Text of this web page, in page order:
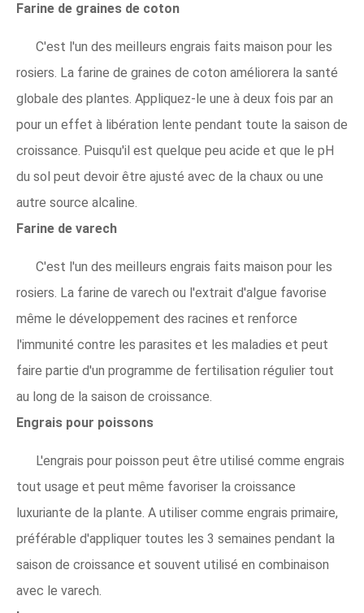
Farine de graines de coton
C'est l'un des meilleurs engrais faits maison pour les
rosiers. La farine de graines de coton améliorera la santé
globale des plantes. Appliquez-le une à deux fois par an
pour un effet à libération lente pendant toute la saison de
croissance. Puisqu'il est quelque peu acide et que le pH
du sol peut devoir être ajusté avec de la chaux ou une
autre source alcaline.
Farine de varech
C'est l'un des meilleurs engrais faits maison pour les
rosiers. La farine de varech ou l'extrait d'algue favorise
même le développement des racines et renforce
l'immunité contre les parasites et les maladies et peut
faire partie d'un programme de fertilisation régulier tout
au long de la saison de croissance.
Engrais pour poissons
L'engrais pour poisson peut être utilisé comme engrais
tout usage et peut même favoriser la croissance
luxuriante de la plante. A utiliser comme engrais primaire,
préférable d'appliquer toutes les 3 semaines pendant la
saison de croissance et souvent utilisé en combinaison
avec le varech.